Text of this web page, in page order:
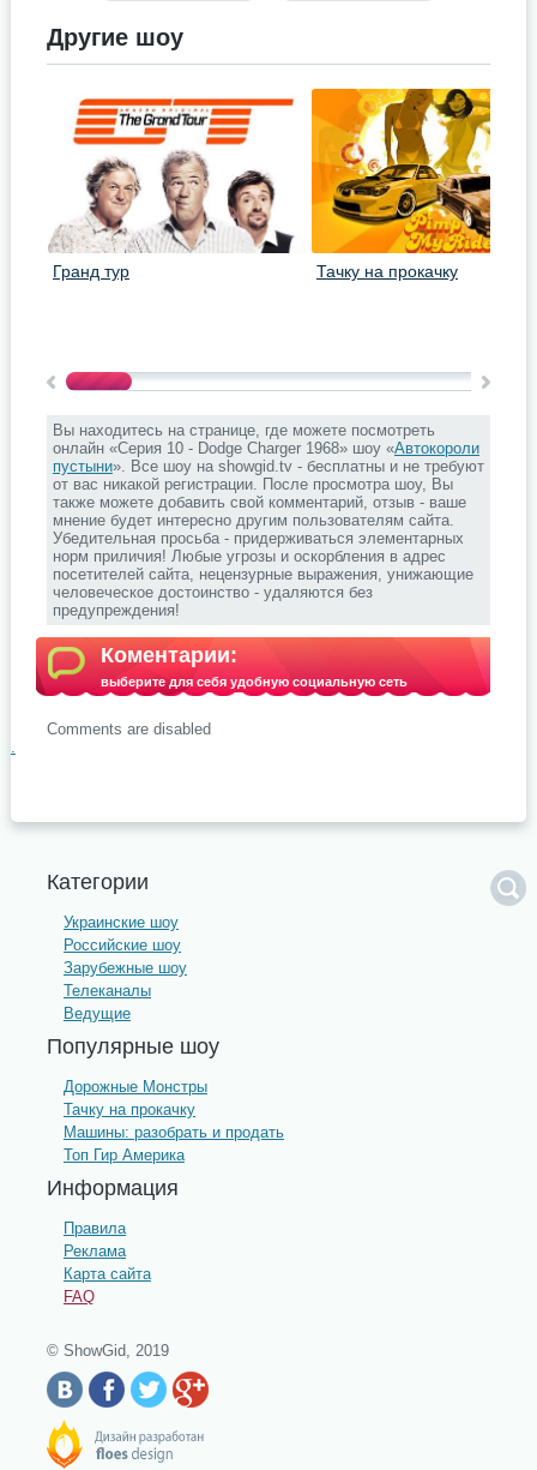
Другие шоу
Гранд тур Тачку на прокачку
Вы находитесь на странице, где можете посмотреть
онлайн «Серия 10 - Dodge Charger 1968» шоу «Автокороли
пустыни». Все шоу на showgid.tv - бесплатны и не требуют
от вас никакой регистрации. После просмотра шоу, Вы
также можете добавить свой комментарий, отзыв - ваше
мнение будет интересно другим пользователям сайта.
Убедительная просьба - придерживаться элементарных
норм приличия! Любые угрозы и оскорбления в адрес
посетителей сайта, нецензурные выражения, унижающие
человеческое достоинство - удаляются без
предупреждения!
Коментарии:
выберите для себя удобную социальную сеть
Comments are disabled
.
Категории
Украинские шоу
Российские шоу
Зарубежные шоу
Телеканалы
Ведущие
Популярные шоу
Дорожные Монстры
Тачку на прокачку
Машины: разобрать и продать
Топ Гир Америка
Информация
Правила
Реклама
Карта сайта
FAQ
© ShowGid, 2019